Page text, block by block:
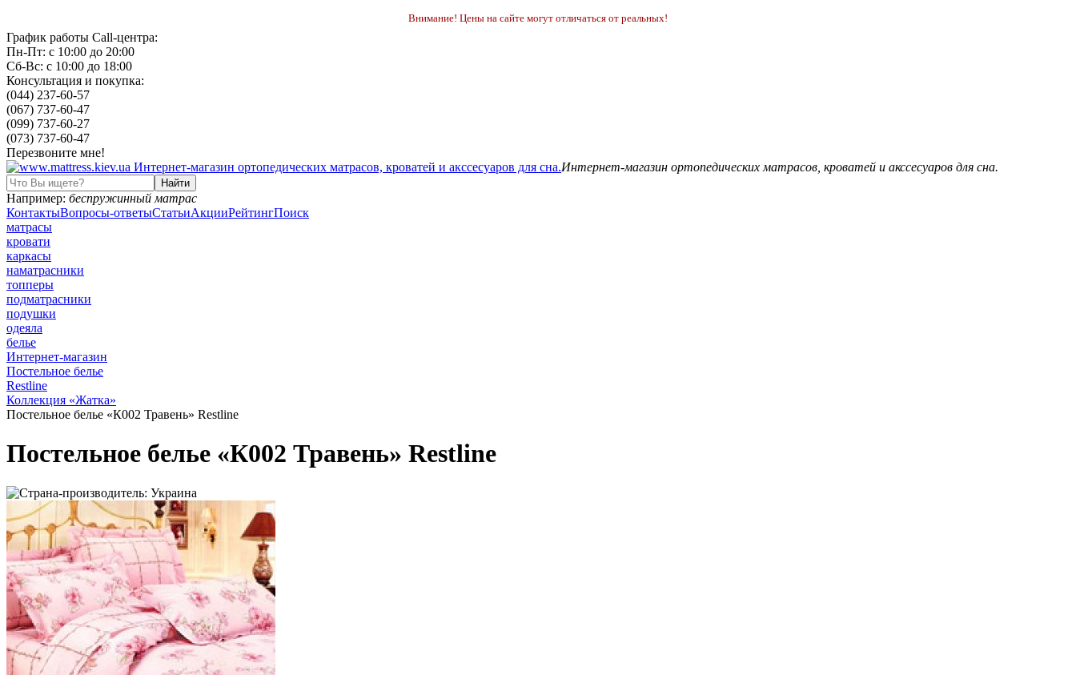
Внимание! Цены на сайте могут отличаться от реальных!
График работы Call-центра:
Пн-Пт: с 10:00 до 20:00
Сб-Вс: с 10:00 до 18:00
Консультация и покупка:
(044) 237-60-57
(067) 737-60-47
(099) 737-60-27
(073) 737-60-47
Перезвоните мне!
Интернет-магазин ортопедических матрасов, кроватей и акссесуаров для сна.
Например: беспружинный матрас
КонтактыВопросы-ответыСтатьиАкцииРейтингПоиск
матрасы
кровати
каркасы
наматрасники
топперы
подматрасники
подушки
одеяла
белье
Интернет-магазин
Постельное белье
Restline
Коллекция «Жатка»
Постельное белье «К002 Травень» Restline
Постельное белье «К002 Травень» Restline